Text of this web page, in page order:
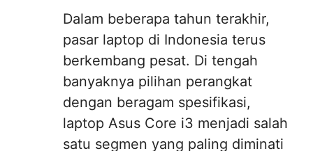
Dalam beberapa tahun terakhir,
pasar laptop di Indonesia terus
berkembang pesat. Di tengah
banyaknya pilihan perangkat
dengan beragam spesifikasi,
laptop Asus Core i3 menjadi salah
satu segmen yang paling diminati